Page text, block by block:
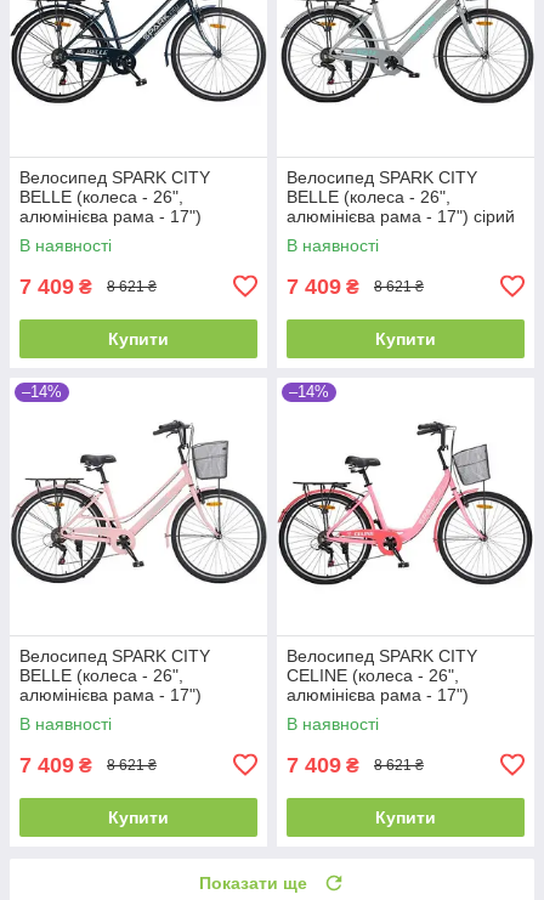
Велосипед SPARK CITY
BELLE (колеса - 26",
алюмінієва рама - 17")
темно-синій
В наявності
7 409 ₴ 8 621 ₴
Купити
Велосипед SPARK CITY
BELLE (колеса - 26",
алюмінієва рама - 17") сірий
В наявності
7 409 ₴ 8 621 ₴
Купити
–14%
Велосипед SPARK CITY
BELLE (колеса - 26",
алюмінієва рама - 17")
персиковий
В наявності
7 409 ₴ 8 621 ₴
Купити
–14%
Велосипед SPARK CITY
CELINE (колеса - 26",
алюмінієва рама - 17")
рожевий
В наявності
7 409 ₴ 8 621 ₴
Купити
Показати ще